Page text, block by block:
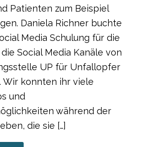
Patienten zum Beispiel
Daniela Richner buchte
Media Schulung für die
Social Media Kanäle von
UP für Unfallopfer
Wir konnten ihr viele
und
während der
die sie […]